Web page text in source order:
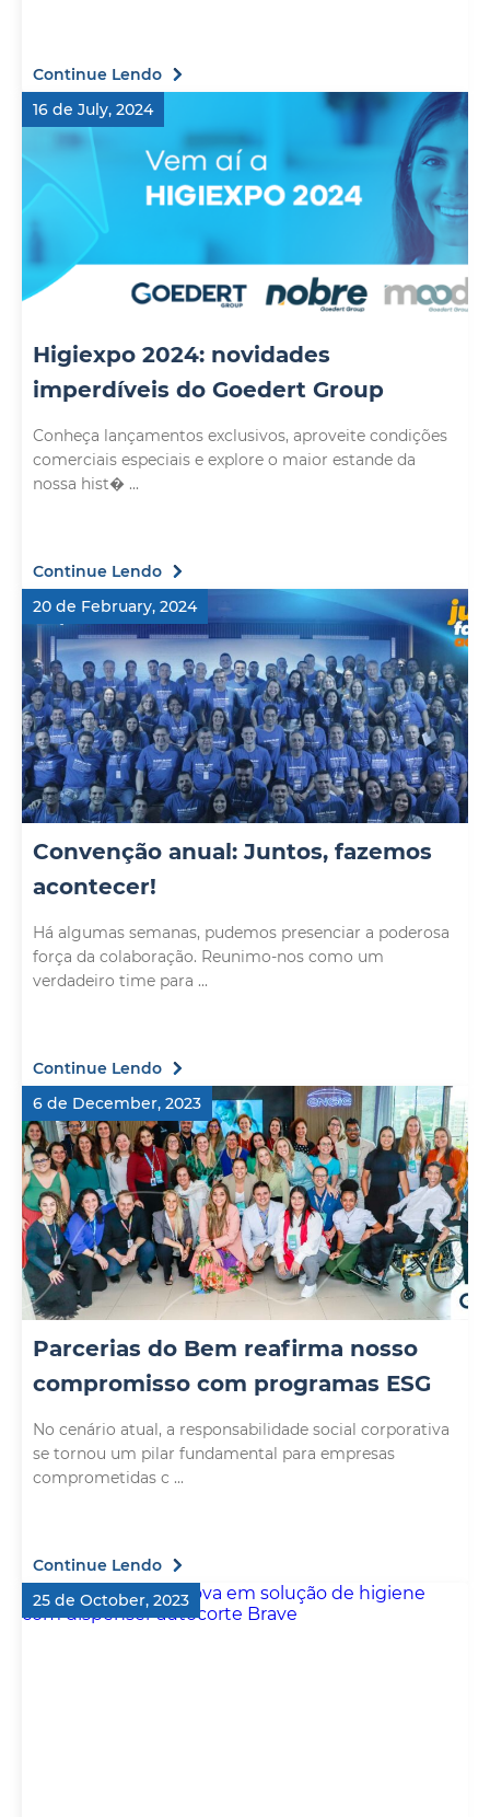
Continue Lendo
16 de July, 2024
Higiexpo 2024: novidades
imperdíveis do Goedert Group
Conheça lançamentos exclusivos, aproveite condições
comerciais especiais e explore o maior estande da
nossa hist� ...
Continue Lendo
20 de February, 2024
Convenção anual: Juntos, fazemos
acontecer!
Há algumas semanas, pudemos presenciar a poderosa
força da colaboração. Reunimo-nos como um
verdadeiro time para ...
Continue Lendo
6 de December, 2023
Parcerias do Bem reafirma nosso
compromisso com programas ESG
No cenário atual, a responsabilidade social corporativa
se tornou um pilar fundamental para empresas
comprometidas c ...
Continue Lendo
25 de October, 2023